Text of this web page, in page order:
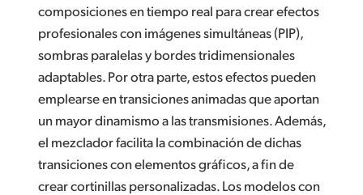
composiciones en tiempo real para crear efectos
profesionales con imágenes simultáneas (PIP),
sombras paralelas y bordes tridimensionales
adaptables. Por otra parte, estos efectos pueden
emplearse en transiciones animadas que aportan
un mayor dinamismo a las transmisiones. Además,
el mezclador facilita la combinación de dichas
transiciones con elementos gráficos, a fin de
crear cortinillas personalizadas. Los modelos con